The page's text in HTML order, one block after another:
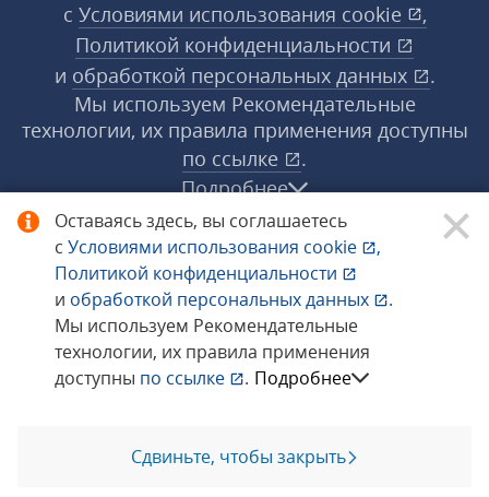
Оставаясь здесь, вы соглашаетесь
с Условиями использования cookie
,
Политикой конфиденциальности
и обработкой персональных данных
.
Мы используем Рекомендательные
технологии, их правила применения
доступны по ссылке . Подробнее
Сдвиньте, чтобы закрыть
с Условиями использования cookie
,
Политикой конфиденциальности
и обработкой персональных данных
.
Мы используем Рекомендательные
технологии, их правила применения доступны
по ссылке
.
Подробнее
© 1998−2026 «1С‑Рарус» ®. Все права
защищены.
Сообщить об ошибке
Позвоните мне